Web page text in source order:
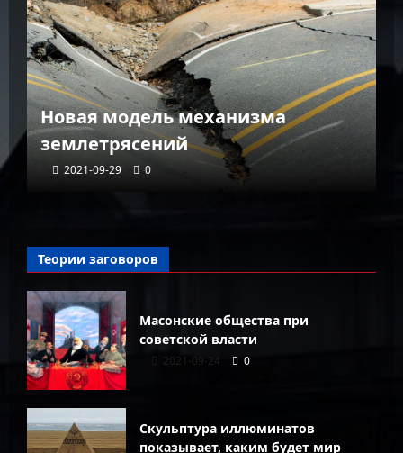
Как живется в самом узком
городе мира, спрятавшемся в
глубине Тибета
2021-09-29 0
Теории заговоров
Масонские общества при
советской власти
2021-09-24 0
Скульптура иллюминатов
показывает, каким будет мир